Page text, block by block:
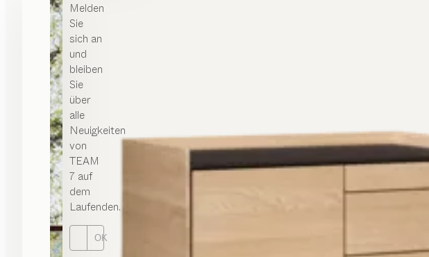
Melden
Sie
sich an
und
bleiben
Sie
über
alle
Neuigkeiten
von
TEAM
7 auf
dem
Laufenden.
OK